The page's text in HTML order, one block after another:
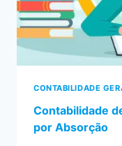
CONTABILIDADE
Contabilidade
por Absorção